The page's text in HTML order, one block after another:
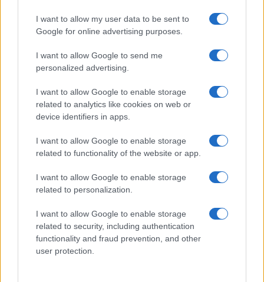
I want to allow my user data to be sent to
Google for online advertising purposes.
I want to allow Google to send me
personalized advertising.
I want to allow Google to enable storage
related to analytics like cookies on web or
device identifiers in apps.
I want to allow Google to enable storage
related to functionality of the website or app.
I want to allow Google to enable storage
related to personalization.
I want to allow Google to enable storage
related to security, including authentication
functionality and fraud prevention, and other
user protection.
Continua a leggere
LIFESTYLE
Dove si terrà Vogue World nel 2027: la scelta di San
Francisco
Matteo Pellegrino · 6 Ago 2026